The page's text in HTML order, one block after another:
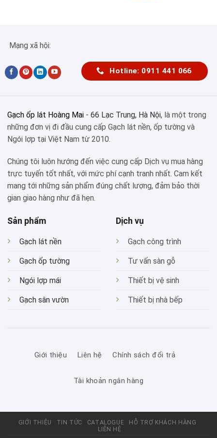
Mạng xã hội:
Hotline: 0911 441 066
Gạch ốp lát Hoàng Mai - 66 Lạc Trung, Hà Nội, là một trong
những đơn vị đi đầu cung cấp Gạch lát nền, ốp tường và
Ngói lợp tại Việt Nam từ 2010.
Chúng tôi luôn hướng đến việc cung cấp Dịch vụ mua hàng
trực tuyến tốt nhất, với mức phí cạnh tranh nhất. Cam kết
mang tới những sản phẩm đúng chất lượng, đảm bảo thời
gian giao hàng như đã hẹn.
Sản phẩm
Gạch lát nền
Gạch ốp tường
Ngói lợp mái
Gạch sân vườn
Dịch vụ
Gạch công trình
Tư vấn sàn gỗ
Thiết bị vệ sinh
Thiết bị nhà bếp
Giới thiệu Liên hệ Chính sách đổi trả
Tài khoản ngân hàng
GIỚI THIỆU TIN TỨC CATALOGUE
HỖ TRỢ KHÁCH HÀNG
LIÊN HỆ